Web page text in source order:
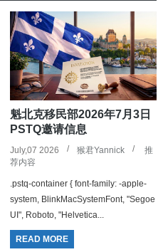
魁北克移民部2026年7月3日
PSTQ邀请信息
July,07 2026 猴君Yannick
推
荐内容
.pstq-container { font-family: -apple-
system, BlinkMacSystemFont, "Segoe
UI", Roboto, "Helvetica...
READ MORE